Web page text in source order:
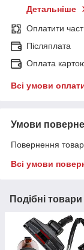
Детальніше
Оплатити
Післяплата
Оплата
Всі умови
Умови
Повернення
Всі умови
Подібні товари